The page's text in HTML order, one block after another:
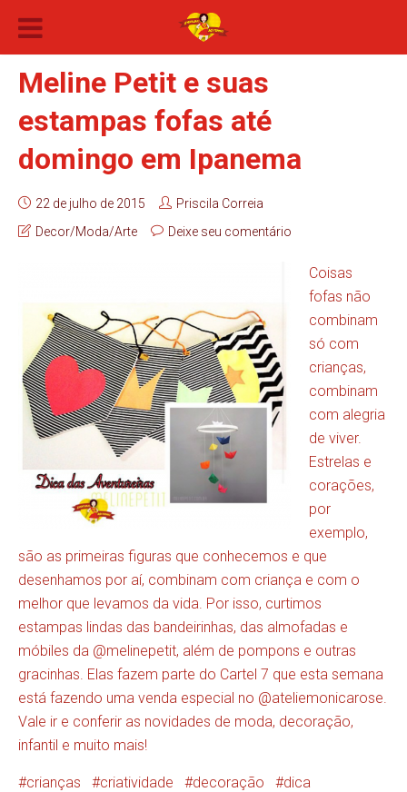
Meline Petit e suas
estampas fofas até
domingo em Ipanema
22 de julho de 2015
Priscila Correia
Decor/Moda/Arte
Deixe seu comentário
Coisas
fofas não
combinam
só com
crianças,
combinam
com alegria
de viver.
Estrelas e
corações,
por
exemplo,
são as primeiras figuras que conhecemos e que
desenhamos por aí, combinam com criança e com o
melhor que levamos da vida. Por isso, curtimos
estampas lindas das bandeirinhas, das almofadas e
móbiles da @melinepetit, além de pompons e outras
gracinhas. Elas fazem parte do Cartel 7 que esta semana
está fazendo uma venda especial no @ateliemonicarose.
Vale ir e conferir as novidades de moda, decoração,
infantil e muito mais!
crianças criatividade decoração
dica